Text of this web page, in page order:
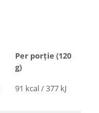
Per porție (120
g)
91 kcal / 377 kJ